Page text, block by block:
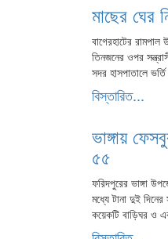
মাছের ঘের
বাগেরহাটের
তিনজনের ওপর
সদর হাসপাতালে
বিস্তারিত...
ভাঙ্গায়
৫৫
ফরিদপুরের ভাঙ্গা
মধ্যে টানা দুই
কয়েকটি বাড়িঘর ও